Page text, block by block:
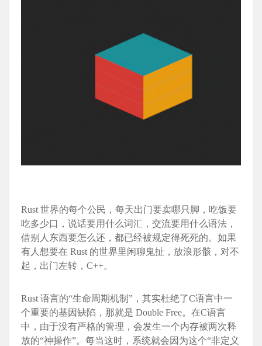
Rust 世界的每个公民，每天出门要卖哪只脚，吃饭要
吃多少口，说话要用什么词汇，交流要用什么语法，
借别人东西要怎么还，都已经被规定得死死的。如果
有人想要在 Rust 的世界里闲聊鬼扯，放浪形骸，对不
起，出门左转，C++。
Rust 语言的“生命周期机制”，其实杜绝了C语言中一
个重要的基因缺陷，那就是 Double Free。在C语言
中，由于没有严格的管理，会发生一个内存被两次释
放的“神操作”。每当这时，系统就会因为这个“非定义